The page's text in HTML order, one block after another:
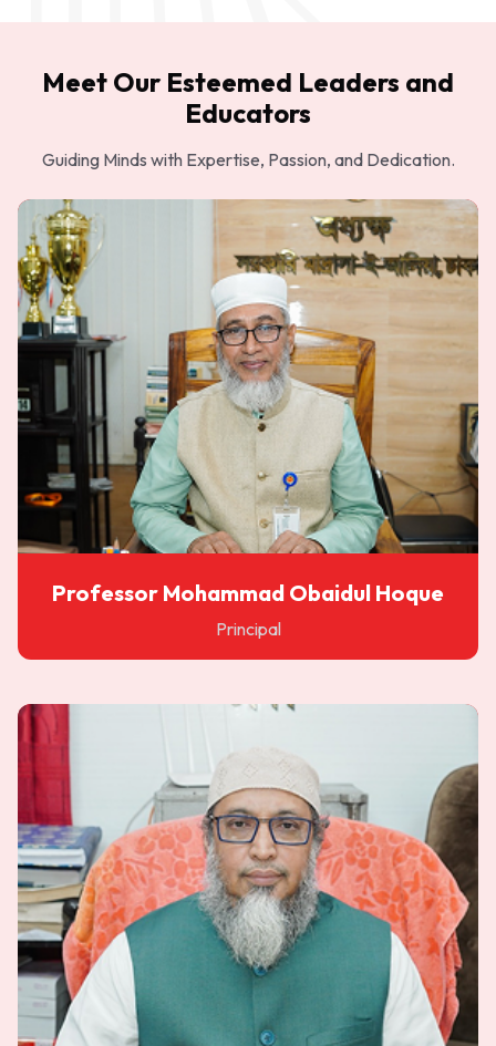
Meet Our Esteemed Leaders and
Educators
Guiding Minds with Expertise, Passion, and Dedication.
Professor Mohammad Obaidul Hoque
Principal